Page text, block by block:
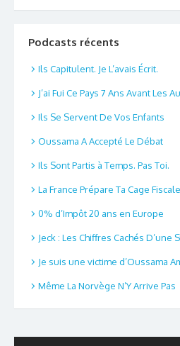
Podcasts récents
Ils Capitulent. Je L’avais Écrit.
J’ai Fui Ce Pays 7 Ans Avant Les
Ils Se Servent De Vos Enfants
Oussama A Accepté Le Débat
Ils Sont Partis à Temps. Pas Toi.
La France Prépare Ta Cage Fiscale
0% d’Impôt 20 ans en Europe
Jeck : Les Chiffres Cachés D’une
Je suis une victime d’Oussama
Même La Norvège N’Y Arrive Pas